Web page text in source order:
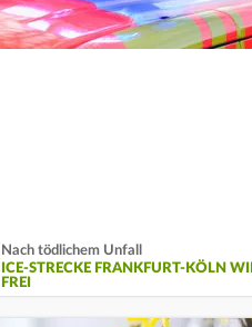
Nach tödlichem Unfall
ICE-STRECKE FRANKFURT-KÖLN
FREI